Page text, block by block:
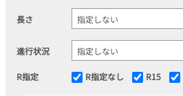
長さ
進行状況
R指定 R指定なし R15